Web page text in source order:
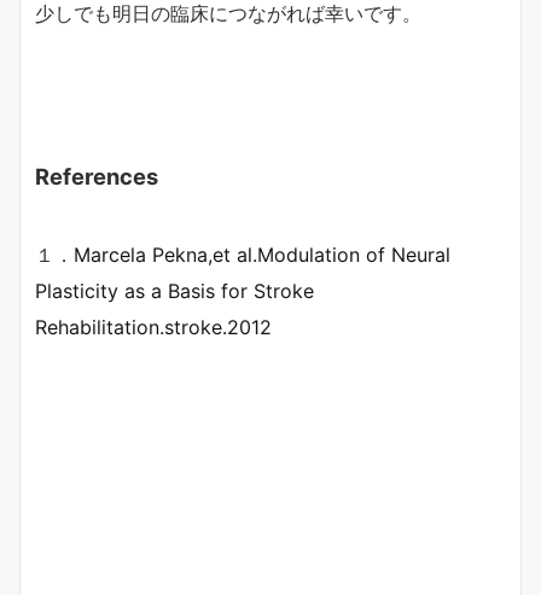
少しでも明日の臨床につながれば幸いです。
References
１． Marcela Pekna,et al.Modulation of Neural
Plasticity as a Basis for Stroke
Rehabilitation.stroke.2012